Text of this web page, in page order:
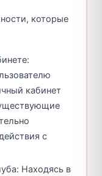
которые
кабинет
с
Находясь в